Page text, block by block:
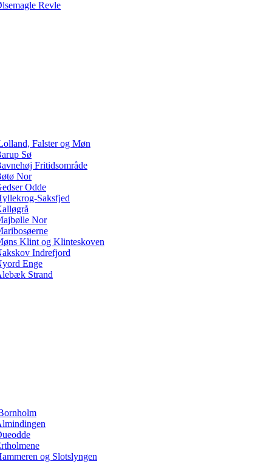
Revle
Falster og Møn
Sø
Fritidsområde
Nor
Odde
Saksfjed
Nor
Klint og Klinteskoven
Indrefjord
Enge
Strand
og Slotslyngen